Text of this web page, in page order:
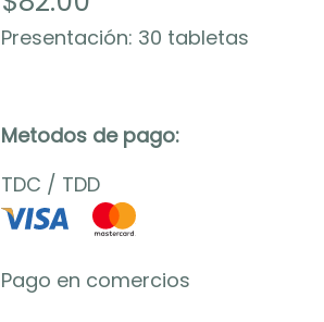
Presentación: 30 tabletas
Metodos de pago:
TDC / TDD
Pago en comercios